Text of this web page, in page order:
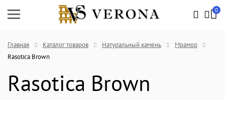
0
Главная Каталог товаров Натуральный камень
Мрамор
Rasotica Brown
Rasotica Brown